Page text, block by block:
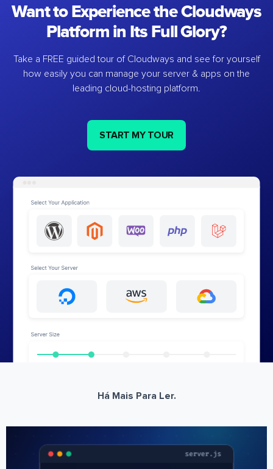
Want to Experience the Cloudways
Platform in Its Full Glory?
Take a FREE guided tour of Cloudways and see for yourself
how easily you can manage your server & apps on the
leading cloud-hosting platform.
START MY TOUR
Há Mais Para Ler.